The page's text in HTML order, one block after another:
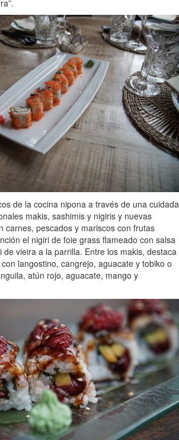
de la cocina nipona a través de una cuidada
makis, sashimis y nigiris y nuevas
carnes, pescados y mariscos con frutas
el nigiri de foie grass flameado con salsa
vieira a la parrilla. Entre los makis, destaca
langostino, cangrejo, aguacate y tobiko o
atún rojo, aguacate, mango y